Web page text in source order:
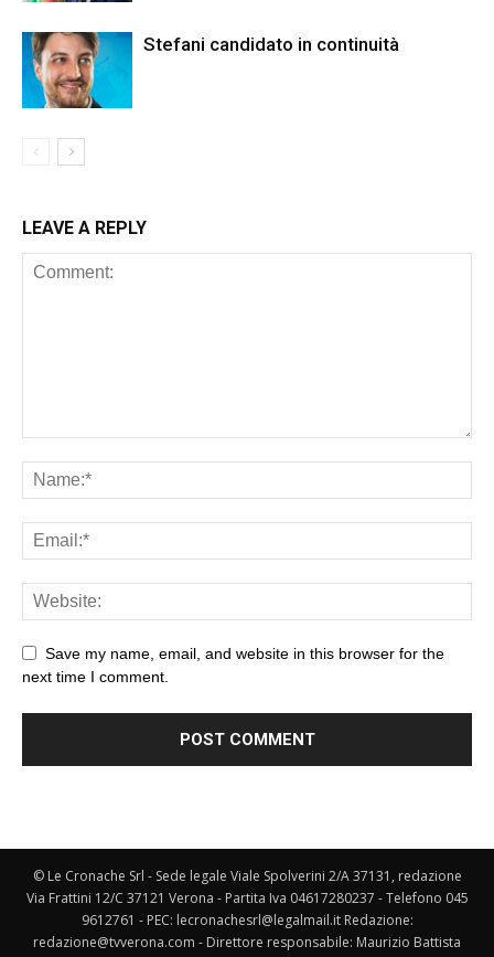
Stefani candidato in continuità
LEAVE A REPLY
Save my name, email, and website in this browser for the
next time I comment.
© Le Cronache Srl - Sede legale Viale Spolverini 2/A 37131, redazione
Via Frattini 12/C 37121 Verona - Partita Iva 04617280237 - Telefono 045
9612761 - PEC: lecronachesrl@legalmail.it Redazione:
redazione@tvverona.com - Direttore responsabile: Maurizio Battista